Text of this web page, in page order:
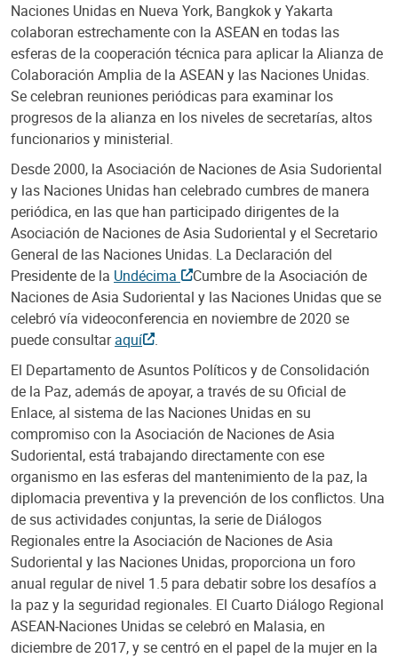
Naciones Unidas en Nueva York, Bangkok y Yakarta
colaboran estrechamente con la ASEAN en todas las
esferas de la cooperación técnica para aplicar la Alianza de
Colaboración Amplia de la ASEAN y las Naciones Unidas.
Se celebran reuniones periódicas para examinar los
progresos de la alianza en los niveles de secretarías, altos
funcionarios y ministerial.
Desde 2000, la Asociación de Naciones de Asia Sudoriental
y las Naciones Unidas han celebrado cumbres de manera
periódica, en las que han participado dirigentes de la
Asociación de Naciones de Asia Sudoriental y el Secretario
General de las Naciones Unidas. La Declaración del
Presidente de la Undécima
Cumbre de la Asociación de
Naciones de Asia Sudoriental y las Naciones Unidas que se
celebró vía videoconferencia en noviembre de 2020 se
puede consultaraquí
.
El Departamento de Asuntos Políticos y de Consolidación
de la Paz, además de apoyar, a través de su Oficial de
Enlace, al sistema de las Naciones Unidas en su
compromiso con la Asociación de Naciones de Asia
Sudoriental, está trabajando directamente con ese
organismo en las esferas del mantenimiento de la paz, la
diplomacia preventiva y la prevención de los conflictos. Una
de sus actividades conjuntas, la serie de Diálogos
Regionales entre la Asociación de Naciones de Asia
Sudoriental y las Naciones Unidas, proporciona un foro
anual regular de nivel 1.5 para debatir sobre los desafíos a
la paz y la seguridad regionales. El Cuarto Diálogo Regional
ASEAN-Naciones Unidas se celebró en Malasia, en
diciembre de 2017, y se centró en el papel de la mujer en la